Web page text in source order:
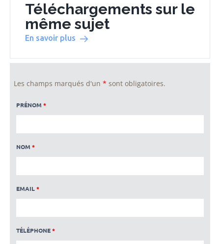
Téléchargements sur le
même sujet
En savoir plus
Les champs marqués d'un* sont obligatoires.
PRÉNOM*
NOM*
EMAIL*
TÉLÉPHONE*